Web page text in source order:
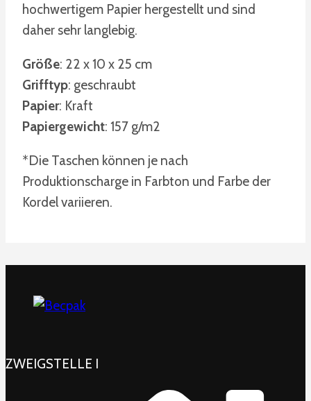
hochwertigem Papier hergestellt und sind
daher sehr langlebig.
Größe: 22 x 10 x 25 cm
Grifftyp: geschraubt
Papier: Kraft
Papiergewicht: 157 g/m2
*Die Taschen können je nach
Produktionscharge in Farbton und Farbe der
Kordel variieren.
ZWEIGSTELLE I